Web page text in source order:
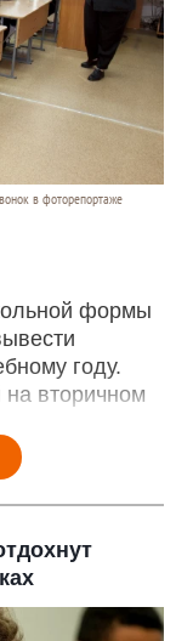
в фоторепортаже
формы
году.
вторичном